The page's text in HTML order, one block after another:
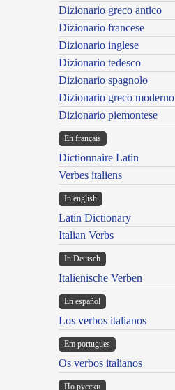
Dizionario greco antico
Dizionario francese
Dizionario inglese
Dizionario tedesco
Dizionario spagnolo
Dizionario greco moderno
Dizionario piemontese
En français
Dictionnaire Latin
Verbes italiens
In english
Latin Dictionary
Italian Verbs
In Deutsch
Italienische Verben
En español
Los verbos italianos
Em portugues
Os verbos italianos
По русски